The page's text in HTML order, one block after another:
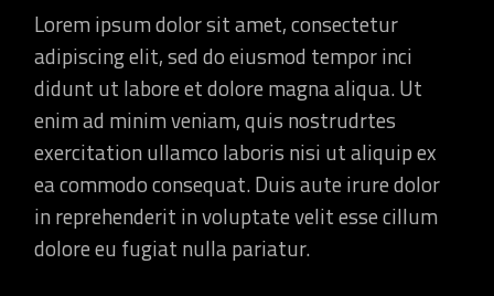
Lorem ipsum dolor sit amet, consectetur
adipiscing elit, sed do eiusmod tempor inci
didunt ut labore et dolore magna aliqua. Ut
enim ad minim veniam, quis nostrudrtes
exercitation ullamco laboris nisi ut aliquip ex
ea commodo consequat. Duis aute irure dolor
in reprehenderit in voluptate velit esse cillum
dolore eu fugiat nulla pariatur.